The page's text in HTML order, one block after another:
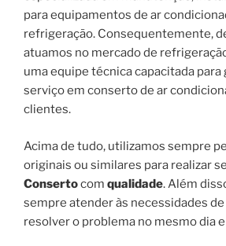
para equipamentos de ar
refrigeração. Consequentemente,
atuamos no mercado de
uma equipe técnica capacitada
serviço em conserto de ar
clientes.
Acima de tudo, utilizamos sempre
originais ou similares para realizar
Consertocom qualidade. Além
sempre atender às necessidades
resolver o problema no mesmo dia